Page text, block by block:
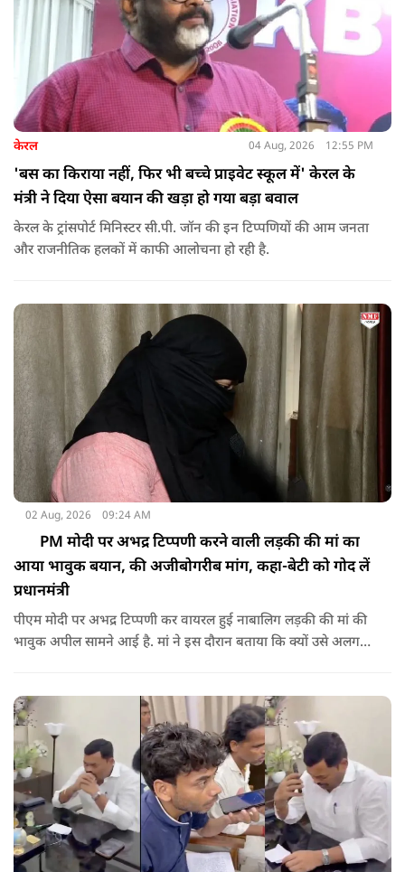
केरल 04 Aug, 2026 12:55 PM
'बस का किराया नहीं, फिर भी बच्चे प्राइवेट स्कूल में' केरल के
मंत्री ने दिया ऐसा बयान की खड़ा हो गया बड़ा बवाल
केरल के ट्रांसपोर्ट मिनिस्टर सी.पी. जॉन की इन टिप्पणियों की आम जनता
और राजनीतिक हलकों में काफी आलोचना हो रही है.
02 Aug, 2026 09:24 AM
PM मोदी पर अभद्र टिप्पणी करने वाली लड़की की मां का
आया भावुक बयान, की अजीबोगरीब मांग, कहा-बेटी को गोद लें
प्रधानमंत्री
पीएम मोदी पर अभद्र टिप्पणी कर वायरल हुई नाबालिग लड़की की मां की
भावुक अपील सामने आई है. मां ने इस दौरान बताया कि क्यों उसे अलग
को गोद लेने के लिए पीएम से अपील भी की है.